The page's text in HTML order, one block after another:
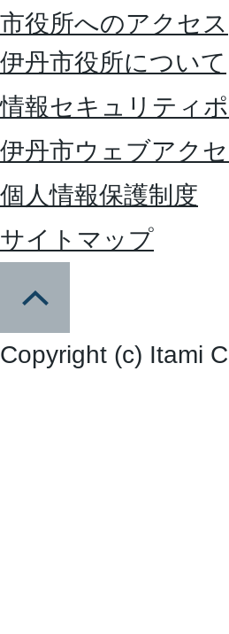
市役所へのアクセス
伊丹市役所について
情報セキュリティ
伊丹市ウェブアク
個人情報保護制度
サイトマップ
Copyright (c) Itami